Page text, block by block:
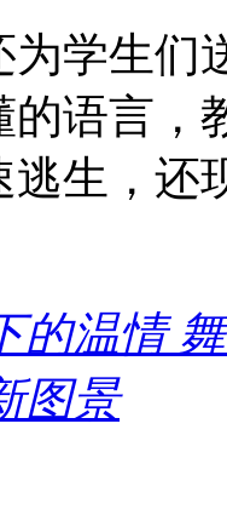
为学生们
的语言，
逃生，还
的温情
图景